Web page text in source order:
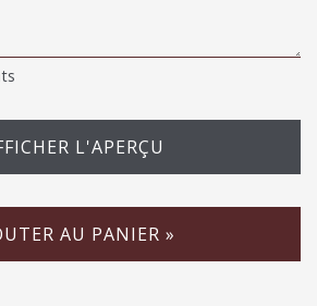
L'APERÇU
AU PANIER »